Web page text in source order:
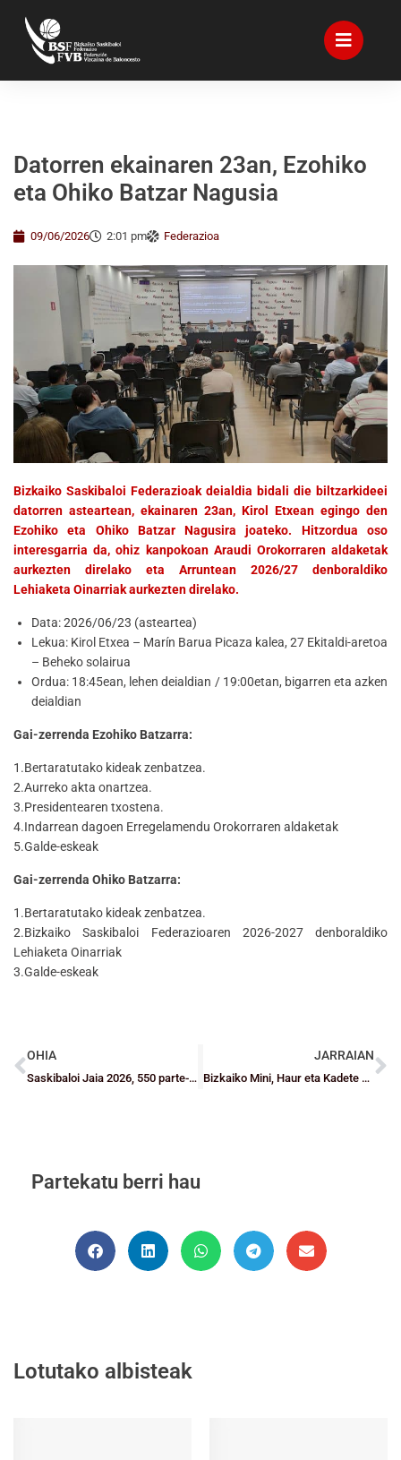
Datorren ekainaren 23an, Ezohiko
eta Ohiko Batzar Nagusia
09/06/2026 2:01 pm Federazioa
Bizkaiko Saskibaloi Federazioak deialdia bidali die biltzarkideei
datorren asteartean, ekainaren 23an, Kirol Etxean egingo den
Ezohiko eta Ohiko Batzar Nagusira joateko. Hitzordua oso
interesgarria da, ohiz kanpokoan Araudi Orokorraren aldaketak
aurkezten direlako eta Arruntean 2026/27 denboraldiko
Lehiaketa Oinarriak aurkezten direlako.
Data: 2026/06/23 (asteartea)
Lekua: Kirol Etxea – Marín Barua Picaza kalea, 27 Ekitaldi-aretoa
– Beheko solairua
Ordua: 18:45ean, lehen deialdian / 19:00etan, bigarren eta azken
deialdian
Gai-zerrenda Ezohiko Batzarra:
1.Bertaratutako kideak zenbatzea.
2.Aurreko akta onartzea.
3.Presidentearen txostena.
4.Indarrean dagoen Erregelamendu Orokorraren aldaketak
5.Galde-eskeak
Gai-zerrenda Ohiko Batzarra:
1.Bertaratutako kideak zenbatzea.
2.Bizkaiko Saskibaloi Federazioaren 2026-2027 denboraldiko
Lehiaketa Oinarriak
3.Galde-eskeak
OHIA
Saskibaloi Jaia 2026, 550 parte-hartzaile baino gehiago bildu zituen jai-amaiera handia
JARRAIAN
Bizkaiko Mini, Haur eta Kadete mailako aurreselekzioetarako bigarren deialdia
Partekatu berri hau
Lotutako albisteak